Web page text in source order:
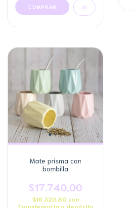
Mate prisma con
bombilla
$17.740,00
$16.320,80 con
Transferencia o depósito